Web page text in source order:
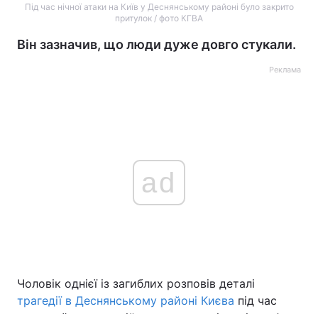
Під час нічної атаки на Київ у Деснянському районі було закрито
притулок / фото КГВА
Він зазначив, що люди дуже довго стукали.
Реклама
ad
Чоловік однієї із загиблих розповів деталі
трагедії в Деснянському районі Києва під час